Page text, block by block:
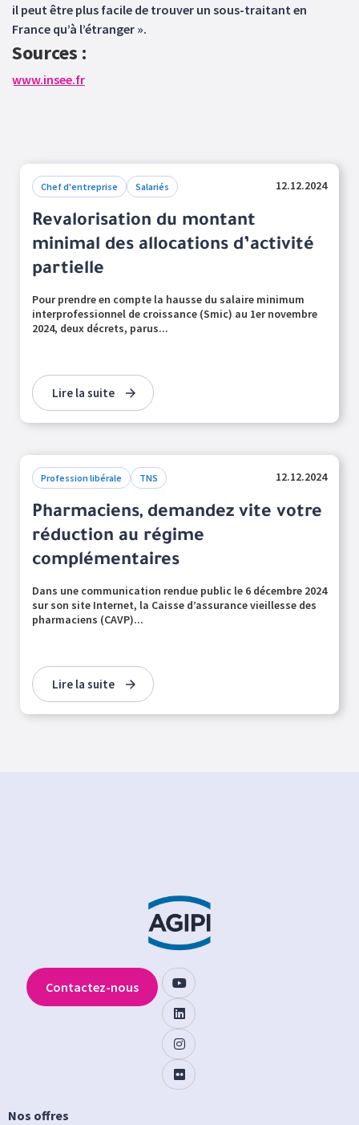
il peut être plus facile de trouver un sous-traitant en
France qu’à l’étranger ».
Sources :
www.insee.fr
Chef d'entreprise Salariés 12.12.2024
Revalorisation du montant
minimal des allocations d’activité
partielle
Pour prendre en compte la hausse du salaire minimum
interprofessionnel de croissance (Smic) au 1er novembre
2024, deux décrets, parus...
Lire la suite
Profession libérale TNS 12.12.2024
Pharmaciens, demandez vite votre
réduction au régime
complémentaires
Dans une communication rendue public le 6 décembre 2024
sur son site Internet, la Caisse d’assurance vieillesse des
pharmaciens (CAVP)...
Lire la suite
Nos offres
Contactez-nous